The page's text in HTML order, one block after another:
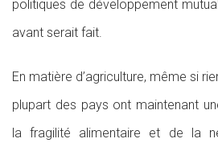
politiques de développement
avant serait fait.
En matière d’agriculture, même si
plupart des pays ont maintenant
la fragilité alimentaire et de la